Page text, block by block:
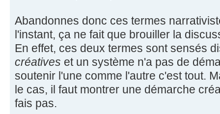
Abandonnes donc ces termes
l'instant, ça ne fait que brouiller la
En effet, ces deux termes sont sensés
créatives et un système n'a pas de
soutenir l'une comme l'autre c'est tout.
le cas, il faut montrer une démarche
fais pas.